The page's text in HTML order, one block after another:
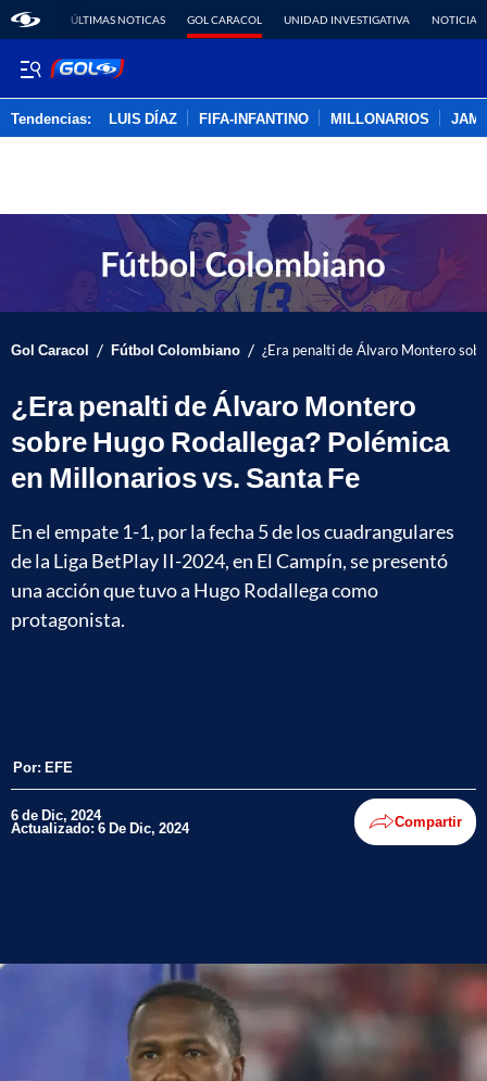
ÚLTIMAS NOTICAS GOL CARACOL UNIDAD INVESTIGATIVA NOTICIAS
Tendencias: LUIS DÍAZ FIFA-INFANTINO MILLONARIOS
Gol Caracol / Fútbol Colombiano / ¿Era penalti de Álvaro Montero
¿Era penalti de Álvaro Montero
sobre Hugo Rodallega? Polémica
en Millonarios vs. Santa Fe
En el empate 1-1, por la fecha 5 de los cuadrangulares
de la Liga BetPlay II-2024, en El Campín, se presentó
una acción que tuvo a Hugo Rodallega como
protagonista.
Por: EFE
6 de Dic, 2024
Actualizado: 6 De Dic, 2024 Compartir